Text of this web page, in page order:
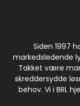
Siden 1997
markedsledende
Takket være
skreddersydde
behov. Vi i BRL